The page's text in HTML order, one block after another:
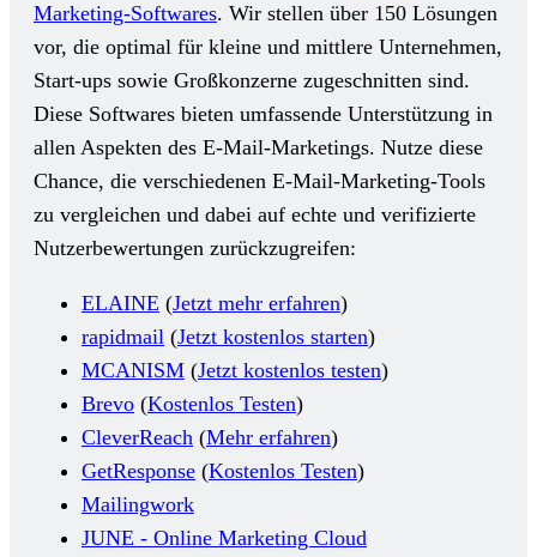
Marketing-Softwares. Wir stellen über 150 Lösungen
vor, die optimal für kleine und mittlere Unternehmen,
Start-ups sowie Großkonzerne zugeschnitten sind.
Diese Softwares bieten umfassende Unterstützung in
allen Aspekten des E-Mail-Marketings. Nutze diese
Chance, die verschiedenen E-Mail-Marketing-Tools
zu vergleichen und dabei auf echte und verifizierte
Nutzerbewertungen zurückzugreifen:
ELAINE (Jetzt mehr erfahren)
rapidmail (Jetzt kostenlos starten)
MCANISM (Jetzt kostenlos testen)
Brevo (Kostenlos Testen)
CleverReach (Mehr erfahren)
GetResponse (Kostenlos Testen)
Mailingwork
JUNE - Online Marketing Cloud